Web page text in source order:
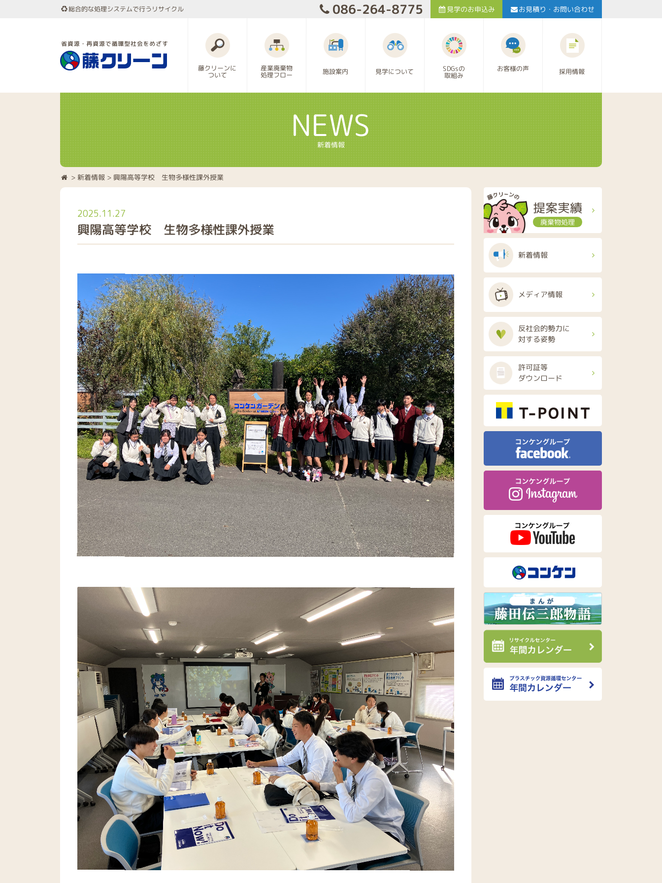
総合的な処理システムで行うリサイクル 086-264-8775 見学のお申込み お見積り・お問い合わせ
藤クリーンに
ついて
産業廃棄物
処理フロー 施設案内 見学について SDGsの
取組み
お客様の声 採用情報
NEWS
新着情報
> 新着情報 > 興陽高等学校 生物多様性課外授業
2025.11.27
興陽高等学校 生物多様性課外授業
提案実績
廃棄物処理
新着情報
メディア情報
反社会的勢力に
対する姿勢
許可証等
ダウンロード